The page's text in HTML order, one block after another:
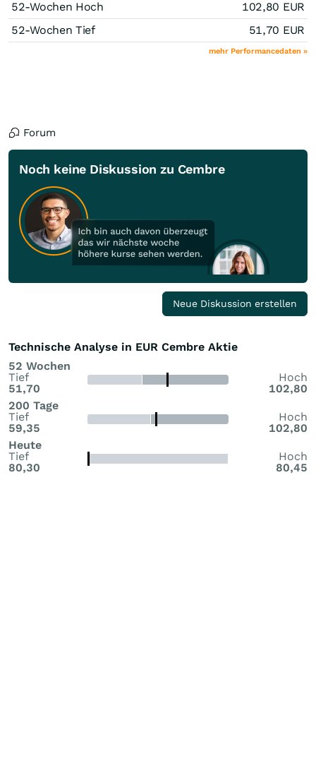
52-Wochen Hoch 102,80 EUR
52-Wochen Tief
51,70 EUR
mehr Performancedaten »
Forum
Noch keine Diskussion zu Cembre
Neue Diskussion erstellen
Technische Analyse in EUR Cembre Aktie
52 Wochen
Tief
51,70
Hoch
102,80
200 Tage
Tief
59,35
Hoch
102,80
Heute
Tief
80,30
Hoch
80,45